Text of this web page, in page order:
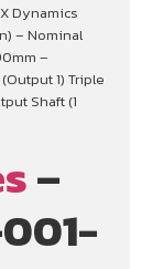
Dynamics
– Nominal
–
1) Triple
Shaft (1
–